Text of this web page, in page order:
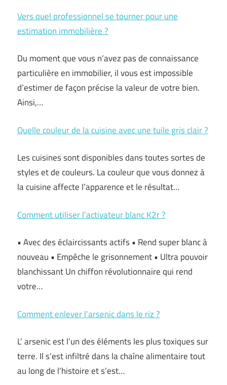
Vers quel professionnel se tourner pour une
estimation immobilière ?
Du moment que vous n’avez pas de connaissance
particulière en immobilier, il vous est impossible
d’estimer de façon précise la valeur de votre bien.
Ainsi,…
Quelle couleur de la cuisine avec une tuile gris clair ?
Les cuisines sont disponibles dans toutes sortes de
styles et de couleurs. La couleur que vous donnez à
la cuisine affecte l’apparence et le résultat…
Comment utiliser l’activateur blanc K2r ?
• Avec des éclaircissants actifs • Rend super blanc à
nouveau • Empêche le grisonnement • Ultra pouvoir
blanchissant Un chiffon révolutionnaire qui rend
votre…
Comment enlever l’arsenic dans le riz ?
L’ arsenic est l’un des éléments les plus toxiques sur
terre. Il s’est infiltré dans la chaîne alimentaire tout
au long de l’histoire et s’est…